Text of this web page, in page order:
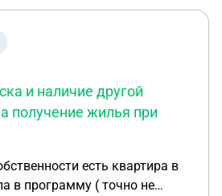
и наличие другой
получение жилья при
в программу ( точно не